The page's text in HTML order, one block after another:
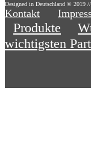
Designed in Deutschland © 2019
Kontakt
Produkte
wichtigsten